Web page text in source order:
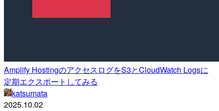
Amplify HostingのアクセスログをS3とCloudWatch Logsに
定期エクスポートしてみる
katsumata
2025.10.02